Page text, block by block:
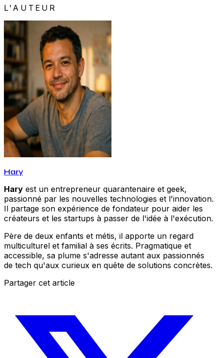
L'AUTEUR
Hary
Hary est un entrepreneur quarantenaire et geek,
passionné par les nouvelles technologies et l'innovation.
Il partage son expérience de fondateur pour aider les
créateurs et les startups à passer de l'idée à l'exécution.
Père de deux enfants et métis, il apporte un regard
multiculturel et familial à ses écrits. Pragmatique et
accessible, sa plume s'adresse autant aux passionnés
de tech qu'aux curieux en quête de solutions concrètes.
Partager cet article